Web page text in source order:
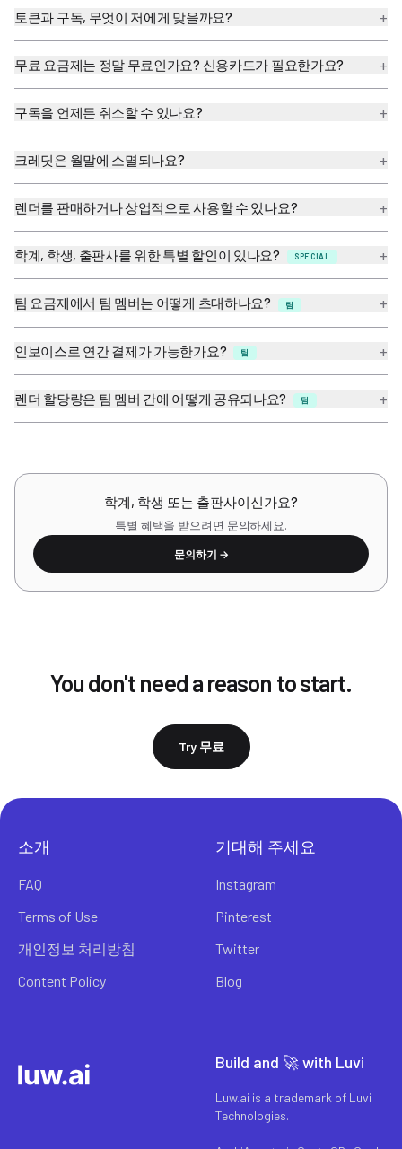
토큰과 구독, 무엇이 저에게 맞을까요? +
무료 요금제는 정말 무료인가요? 신용카드가 필요한가요? +
구독을 언제든 취소할 수 있나요? +
크레딧은 월말에 소멸되나요? +
렌더를 판매하거나 상업적으로 사용할 수 있나요? +
학계, 학생, 출판사를 위한 특별 할인이 있나요? SPECIAL +
팀 요금제에서 팀 멤버는 어떻게 초대하나요? 팀 +
인보이스로 연간 결제가 가능한가요? 팀 +
렌더 할당량은 팀 멤버 간에 어떻게 공유되나요? 팀 +
학계, 학생 또는 출판사이신가요?
특별 혜택을 받으려면 문의하세요.
문의하기 →
You don't need a reason to start.
Try 무료
소개
FAQ
Terms of Use
개인정보 처리방침
Content Policy
기대해 주세요
Instagram
Pinterest
Twitter
Blog
Build and 🚀 with Luvi
Luw.ai is a trademark of Luvi
Technologies.